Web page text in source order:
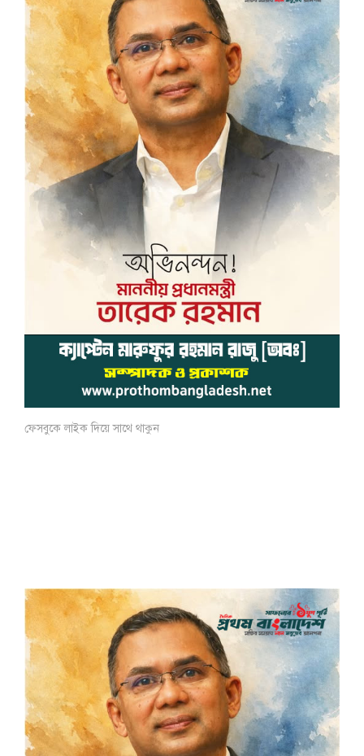
ফেসবুকে লাইক দিয়ে সাথে থাকুন